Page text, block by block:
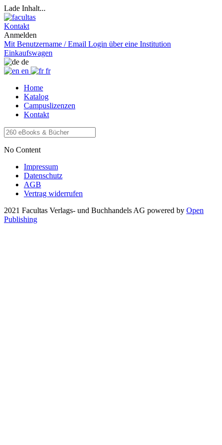
Lade Inhalt...
Kontakt
Anmelden
Mit Benutzername / Email Login über eine Institution
Einkaufswagen
de
en
fr
Home
Katalog
Campuslizenzen
Kontakt
No Content
Impressum
Datenschutz
AGB
Vertrag widerrufen
2021 Facultas Verlags- und Buchhandels AG powered by Open
Publishing